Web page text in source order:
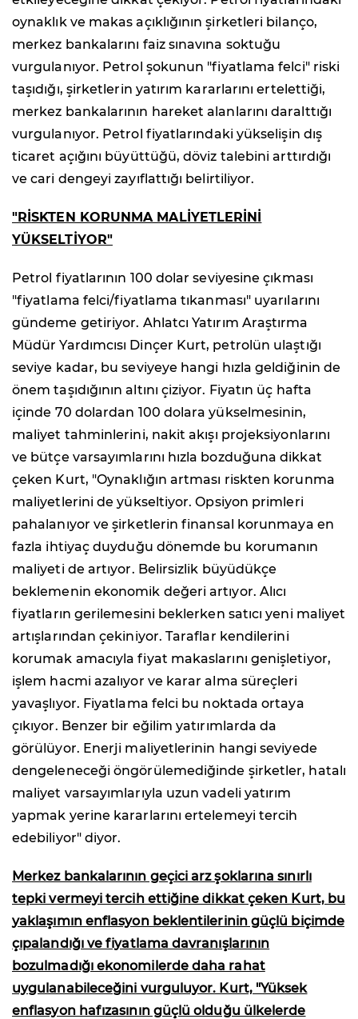
oynaklık ve makas açıklığının şirketleri bilanço,
merkez bankalarını faiz sınavına soktuğu
vurgulanıyor. Petrol şokunun "fiyatlama felci" riski
taşıdığı, şirketlerin yatırım kararlarını ertelettiği,
merkez bankalarının hareket alanlarını daralttığı
vurgulanıyor. Petrol fiyatlarındaki yükselişin dış
ticaret açığını büyüttüğü, döviz talebini arttırdığı
ve cari dengeyi zayıflattığı belirtiliyor.
"RİSKTEN KORUNMA MALİYETLERİNİ
YÜKSELTİYOR"
Petrol fiyatlarının 100 dolar seviyesine çıkması
"fiyatlama felci/fiyatlama tıkanması" uyarılarını
gündeme getiriyor. Ahlatcı Yatırım Araştırma
Müdür Yardımcısı Dinçer Kurt, petrolün ulaştığı
seviye kadar, bu seviyeye hangi hızla geldiğinin de
önem taşıdığının altını çiziyor. Fiyatın üç hafta
içinde 70 dolardan 100 dolara yükselmesinin,
maliyet tahminlerini, nakit akışı projeksiyonlarını
ve bütçe varsayımlarını hızla bozduğuna dikkat
çeken Kurt, "Oynaklığın artması riskten korunma
maliyetlerini de yükseltiyor. Opsiyon primleri
pahalanıyor ve şirketlerin finansal korunmaya en
fazla ihtiyaç duyduğu dönemde bu korumanın
maliyeti de artıyor. Belirsizlik büyüdükçe
beklemenin ekonomik değeri artıyor. Alıcı
fiyatların gerilemesini beklerken satıcı yeni maliyet
artışlarından çekiniyor. Taraflar kendilerini
korumak amacıyla fiyat makaslarını genişletiyor,
işlem hacmi azalıyor ve karar alma süreçleri
yavaşlıyor. Fiyatlama felci bu noktada ortaya
çıkıyor. Benzer bir eğilim yatırımlarda da
görülüyor. Enerji maliyetlerinin hangi seviyede
dengeleneceği öngörülemediğinde şirketler, hatalı
maliyet varsayımlarıyla uzun vadeli yatırım
yapmak yerine kararlarını ertelemeyi tercih
edebiliyor" diyor.
Merkez bankalarının geçici arz şoklarına sınırlı
tepki vermeyi tercih ettiğine dikkat çeken Kurt, bu
yaklaşımın enflasyon beklentilerinin güçlü biçimde
çıpalandığı ve fiyatlama davranışlarının
bozulmadığı ekonomilerde daha rahat
uygulanabileceğini vurguluyor. Kurt, "Yüksek
enflasyon hafızasının güçlü olduğu ülkelerde